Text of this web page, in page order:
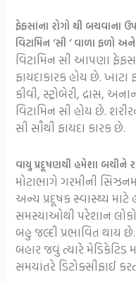
ફેફસાંના રોગો થી બચવાના
વિટામિન ‘સી ‘ વાળા ફળો
વિટામિન સી આપણા
ફાયદાકારક હોય છે.
કીવી, સ્ટ્રોબેરી, દ્રાસ,
વિટામિન સી હોય છે.
સી સૌથી ફાયદા કારક છે.
વાયુ પ્રદૂષણથી હમેશા બચીને
મોટાભાગે ગરમીની
અન્ય પ્રદૂષક સ્વાસ્થ્ય માટે
સમસ્યાઓથી પરેશાન
બહુ જલ્દી પ્રભાવિત થાય
બહાર જવું ત્યારે
સમયાંતરે ડિટોક્સીફાઈ